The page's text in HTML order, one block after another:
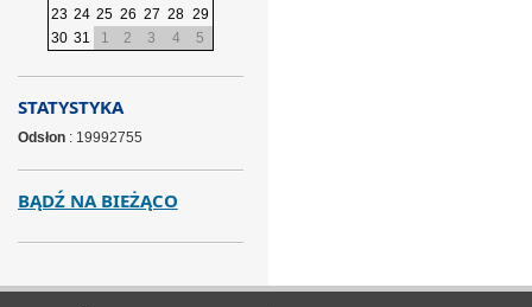
23 24 25 26 27 28 29
30 31 1 2 3 4 5
STATYSTYKA
Odsłon: 19992755
BĄDŹ NA BIEŻĄCO